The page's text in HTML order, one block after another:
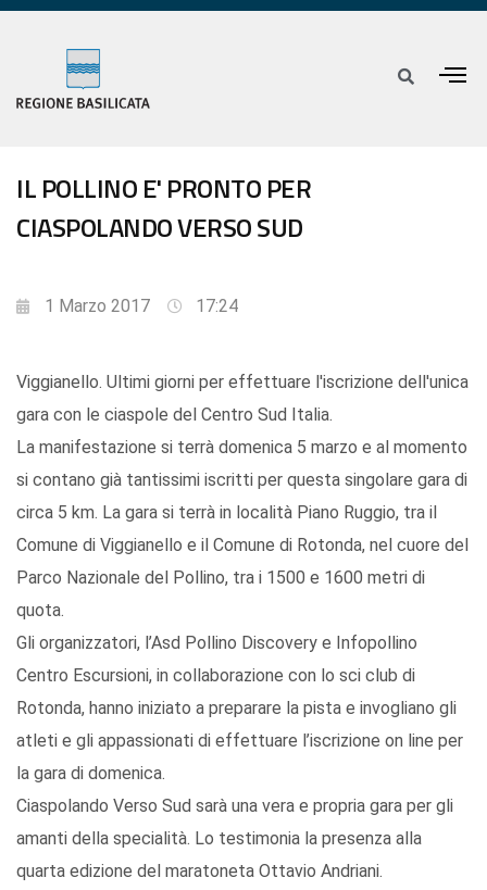
IL POLLINO E' PRONTO PER
CIASPOLANDO VERSO SUD
1 Marzo 2017 17:24
Viggianello. Ultimi giorni per effettuare l'iscrizione dell'unica
gara con le ciaspole del Centro Sud Italia.
La manifestazione si terrà domenica 5 marzo e al momento
si contano già tantissimi iscritti per questa singolare gara di
circa 5 km. La gara si terrà in località Piano Ruggio, tra il
Comune di Viggianello e il Comune di Rotonda, nel cuore del
Parco Nazionale del Pollino, tra i 1500 e 1600 metri di
quota.
Gli organizzatori, l’Asd Pollino Discovery e Infopollino
Centro Escursioni, in collaborazione con lo sci club di
Rotonda, hanno iniziato a preparare la pista e invogliano gli
atleti e gli appassionati di effettuare l’iscrizione on line per
la gara di domenica.
Ciaspolando Verso Sud sarà una vera e propria gara per gli
amanti della specialità. Lo testimonia la presenza alla
quarta edizione del maratoneta Ottavio Andriani.